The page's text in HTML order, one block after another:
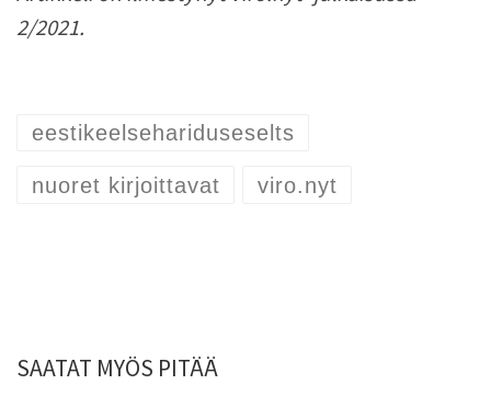
2/2021.
eestikeelsehariduseselts
nuoret kirjoittavat viro.nyt
SAATAT MYÖS PITÄÄ